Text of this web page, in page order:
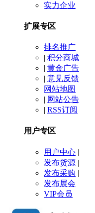
实力企业
扩展专区
排名推广
| 积分商城
| 黄金广告
| 意见反馈
网站地图
| 网站公告
| RSS订阅
用户专区
用户中心 |
发布货源 |
发布采购 |
发布展会
VIP会员